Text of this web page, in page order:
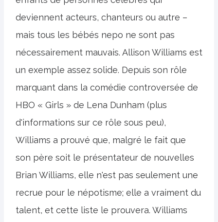
deviennent acteurs, chanteurs ou autre –
mais tous les bébés nepo ne sont pas
nécessairement mauvais. Allison Williams est
un exemple assez solide. Depuis son rôle
marquant dans la comédie controversée de
HBO « Girls » de Lena Dunham (plus
d'informations sur ce rôle sous peu),
Williams a prouvé que, malgré le fait que
son père soit le présentateur de nouvelles
Brian Williams, elle n'est pas seulement une
recrue pour le népotisme; elle a vraiment du
talent, et cette liste le prouvera. Williams